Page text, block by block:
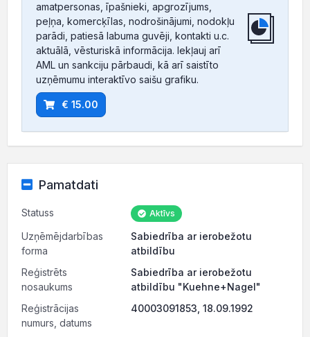
amatpersonas, īpašnieki, apgrozījums,
peļņa, komercķīlas, nodrošinājumi, nodokļu
parādi, patiesā labuma guvēji, kontakti u.c.
aktuālā, vēsturiskā informācija. Iekļauj arī
AML un sankciju pārbaudi, kā arī saistīto
uzņēmumu interaktīvo saišu grafiku.
€ 15.00
Pamatdati
Statuss Aktīvs
Uzņēmējdarbības
forma
Sabiedrība ar ierobežotu
atbildību
Reģistrēts
nosaukums
Sabiedrība ar ierobežotu
atbildību "Kuehne+Nagel"
Reģistrācijas
numurs, datums
40003091853, 18.09.1992